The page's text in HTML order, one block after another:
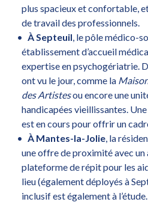
plus spacieux et confortable,
de travail des professionnels.
À Septeuil , le pôle médico-
établissement d’accueil
expertise en psychogériatrie.
ont vu le jour, comme la
des Artistesou encore une
handicapées vieillissantes.
est en cours pour offrir un
À Mantes-la-Jolie , la
une offre de proximité avec un
plateforme de répit pour les
lieu (également déployés à
inclusif est également à